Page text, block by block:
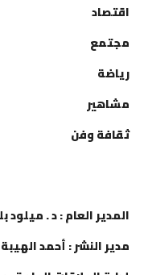
اقتصاد
مجتمع
رياضة
مشاهير
ثقافة وفن
المدير العام : د . ميلود بلقاضي
مدير النشر : أحمد الهيبة